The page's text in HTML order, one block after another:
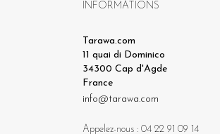
INFORMATIONS
Tarawa.com
11 quai di Dominico
34300 Cap d'Agde
France
info@tarawa.com
Appelez-nous : 04 22 91 09 14